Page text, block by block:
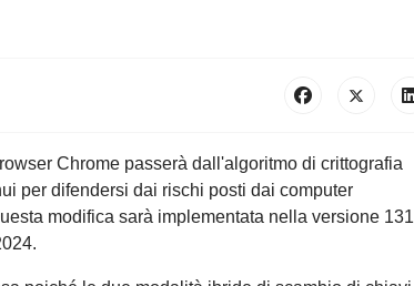
Chrome passerà dall'algoritmo di crittografia
per difendersi dai rischi posti dai computer
modifica sarà implementata nella versione 131